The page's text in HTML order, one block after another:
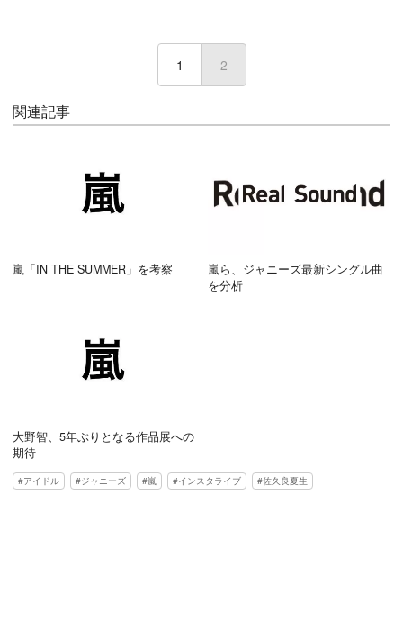
1 2
関連記事
嵐「IN THE SUMMER」を考察
嵐ら、ジャニーズ最新シングル曲
を分析
大野智、5年ぶりとなる作品展への
期待
アイドル ジャニーズ 嵐 インスタライブ 佐久良夏生